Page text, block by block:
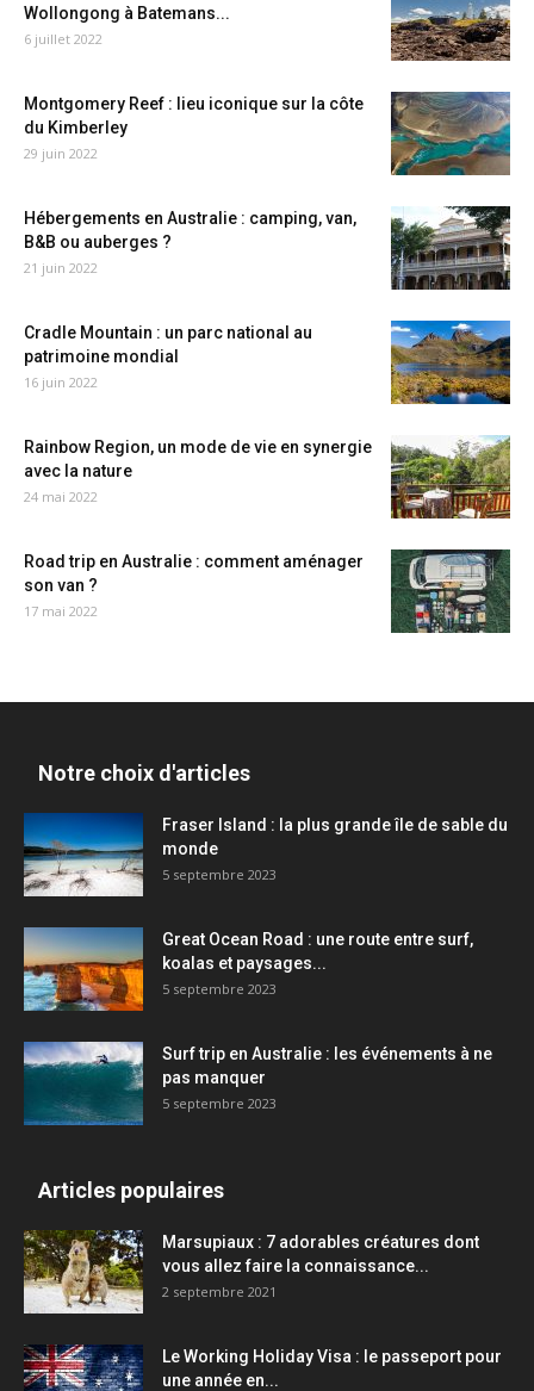
Wollongong à Batemans...
6 juillet 2022
Montgomery Reef : lieu iconique sur la côte
du Kimberley
29 juin 2022
Hébergements en Australie : camping, van,
B&B ou auberges ?
21 juin 2022
Cradle Mountain : un parc national au
patrimoine mondial
16 juin 2022
Rainbow Region, un mode de vie en synergie
avec la nature
24 mai 2022
Road trip en Australie : comment aménager
son van ?
17 mai 2022
Notre choix d'articles
Fraser Island : la plus grande île de sable du
monde
5 septembre 2023
Great Ocean Road : une route entre surf,
koalas et paysages...
5 septembre 2023
Surf trip en Australie : les événements à ne
pas manquer
5 septembre 2023
Articles populaires
Marsupiaux : 7 adorables créatures dont
vous allez faire la connaissance...
2 septembre 2021
Le Working Holiday Visa : le passeport pour
une année en...